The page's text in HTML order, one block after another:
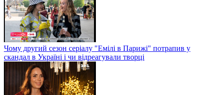
Чому другий сезон серіалу "Емілі в Парижі" потрапив у
скандал в Україні і чи відреагували творці